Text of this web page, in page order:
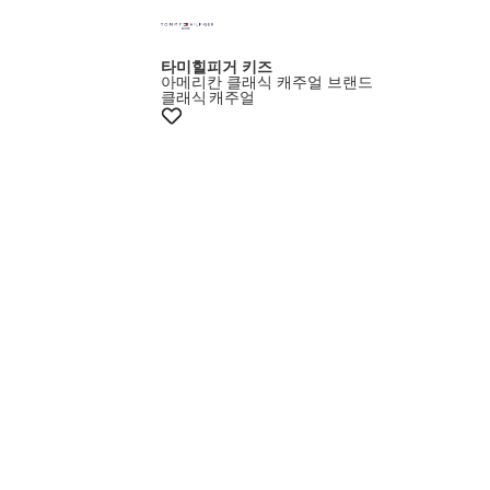
타미힐피거 키즈
아메리칸 클래식 캐주얼 브랜드
클래식 캐주얼